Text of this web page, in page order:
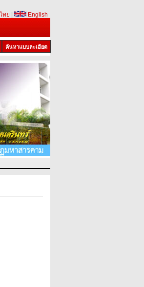
ทย
English
ค้นหาแบบละเอียด